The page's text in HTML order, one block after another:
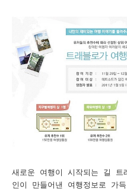
새로운 여행이 시작되는 길 트
인이 만들어낸 여행정보로 가